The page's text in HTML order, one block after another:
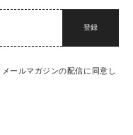
登録
ールマガジンの配信に同意し